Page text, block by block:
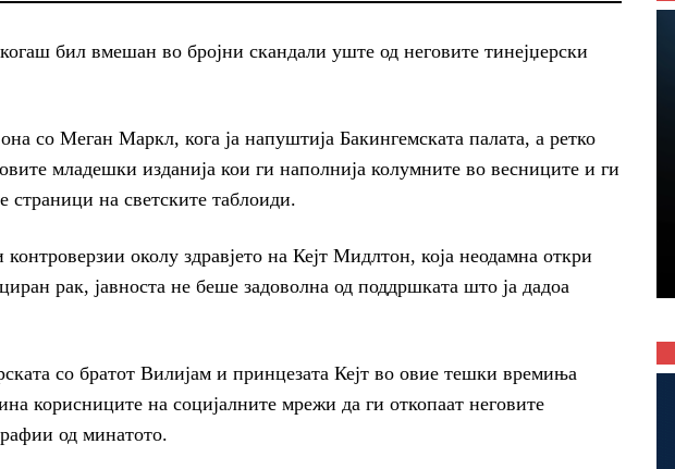
бил вмешан во бројни скандали уште од неговите тинејџерски
со Меган Маркл, кога ја напуштија Бакингемската палата, а ретко
младешки изданија кои ги наполнија колумните во весниците и ги
страници на светските таблоиди.
околу здравјето на Кејт Мидлтон, која неодамна откри
рак, јавноста не беше задоволна од поддршката што ја дадоа
со братот Вилијам и принцезата Кејт во овие тешки времиња
корисниците на социјалните мрежи да ги откопаат неговите
од минатото.